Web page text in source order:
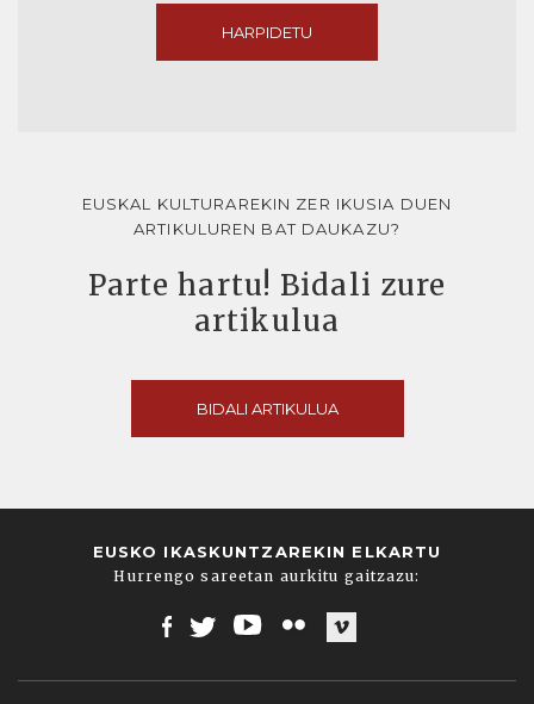
HARPIDETU
EUSKAL KULTURAREKIN ZER IKUSIA DUEN
ARTIKULUREN BAT DAUKAZU?
Parte hartu! Bidali zure
artikulua
BIDALI ARTIKULUA
EUSKO IKASKUNTZAREKIN ELKARTU
Hurrengo sareetan aurkitu gaitzazu: